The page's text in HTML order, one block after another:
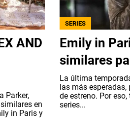
AND
Parker,
en
in Paris y
SERIES
Emily in
similares
La última
las más
de estreno. Por
series...